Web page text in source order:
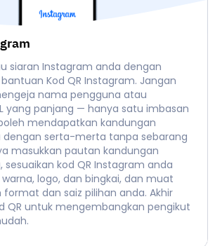
siaran Instagram anda dengan
Kod QR Instagram. Jangan
nama pengguna atau
yang panjang — hanya satu imbasan
mendapatkan kandungan
dengan serta-merta tanpa sebarang
masukkan pautan kandungan
kod QR Instagram anda
logo, dan bingkai, dan muat
dan saiz pilihan anda. Akhir
QR untuk mengembangkan pengikut